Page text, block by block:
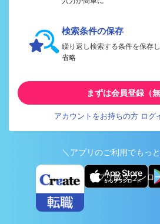
検索条件の保存
繰り返し検索する条件を保存
省略
まずは会員登録（無
アカウントをお持ちの方 ログ
＼アプリのご利用でもっ
アプリ版ダウンロ